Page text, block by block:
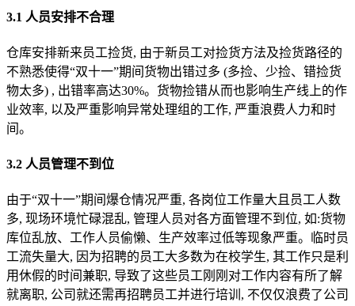
3.1 人员安排不合理
仓库安排新来员工捡货, 由于新员工对捡货方法及捡货路径的
不熟悉使得“双十一”期间货物出错过多 (多捡、少捡、错捡货
物太多) , 出错率高达30%。货物捡错从而也影响生产线上的作
业效率, 以及严重影响异常处理组的工作, 严重浪费人力和时
间。
3.2 人员管理不到位
由于“双十一”期间爆仓情况严重, 各岗位工作量大且员工人数
多, 现场环境忙碌混乱, 管理人员对各方面管理不到位, 如:货物
库位乱放、工作人员偷懒、生产效率过低等现象严重。临时员
工流失量大, 因为招聘的员工大多数为在校学生, 其工作只是利
用休假的时间兼职, 导致了这些员工刚刚对工作内容有所了解
就离职, 公司就还需再招聘员工并进行培训, 不仅仅浪费了公司